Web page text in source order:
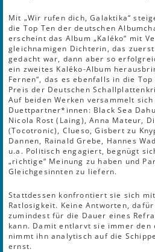
Mit „Wir rufen dich, Galaktika“
die Top Ten der deutschen
erscheint das Album „Kaléko“ mit
gleichnamigen Dichterin, das
gedacht war, dann aber so
ein zweites Kaléko-Album
Fernen“, das es ebenfalls in die
Preis der Deutschen
Auf beiden Werken versammelt
Duettpartner*innen: Black Sea
Nicola Rost (Laing), Anna Mateur,
(Tocotronic), Clueso, Gisbert zu
Dannen, Rainald Grebe, Hannes
u.a. Politisch engagiert, begnügt
„richtige“ Meinung zu haben und
Gleichgesinnten zu liefern.
Stattdessen konfrontiert sie sich
Ratlosigkeit. Keine Antworten,
zumindest für die Dauer eines
kann. Damit entlarvt sie immer den
nimmt ihn analytisch auf die
ernst.